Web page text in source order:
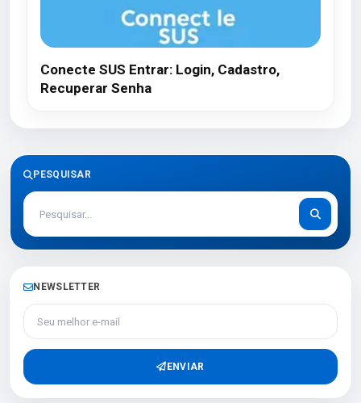
Conecte SUS Entrar: Login, Cadastro,
Recuperar Senha
PESQUISAR
NEWSLETTER
Seu melhor e-mail
ENVIAR